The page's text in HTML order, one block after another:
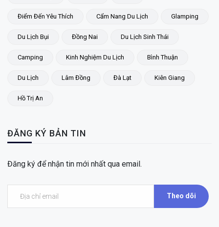
Điểm Đến Yêu Thích Cẩm Nang Du Lịch Glamping
Du Lịch Bụi Đồng Nai Du Lịch Sinh Thái
Camping Kinh Nghiệm Du Lịch Bình Thuận
Du Lịch Lâm Đồng Đà Lạt Kiên Giang
Hồ Trị An
ĐĂNG KÝ BẢN TIN
Đăng ký để nhận tin mới nhất qua email.
Theo dõi